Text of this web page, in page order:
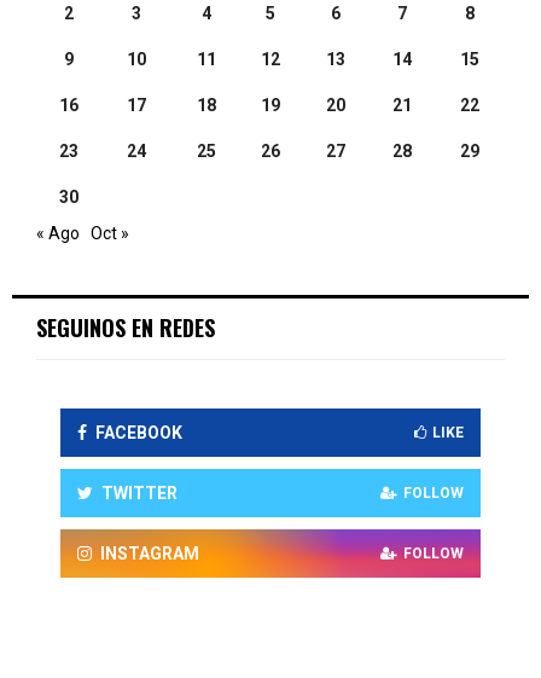
2 3 4 5 6 7 8
9 10 11 12 13 14 15
16 17 18 19 20 21 22
23 24 25 26 27 28 29
30
« Ago
Oct »
SEGUINOS EN REDES
FACEBOOK LIKE
TWITTER FOLLOW
INSTAGRAM FOLLOW